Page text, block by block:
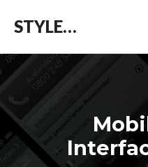
STYLEPATROL